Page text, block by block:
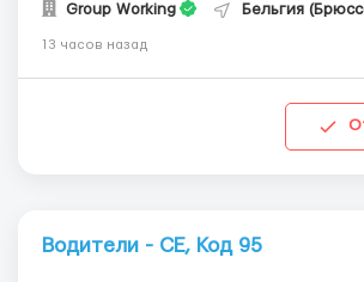
Group Working Бельгия
13 часов назад
Водители - СЕ, Код 95